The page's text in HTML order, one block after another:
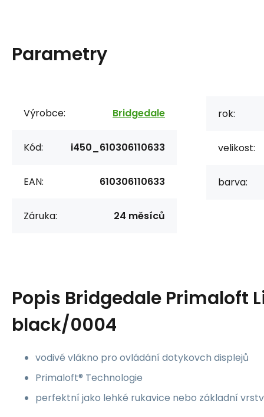
Parametry
Výrobce: Bridgedale
Kód: i450_610306110633
EAN: 610306110633
Záruka: 24 měsíců
rok:
velikost:
barva:
Popis Bridgedale Primaloft
black/0004
vodivé vlákno pro ovládání dotykovch displejů
Primaloft® Technologie
perfektní jako lehké rukavice nebo základní